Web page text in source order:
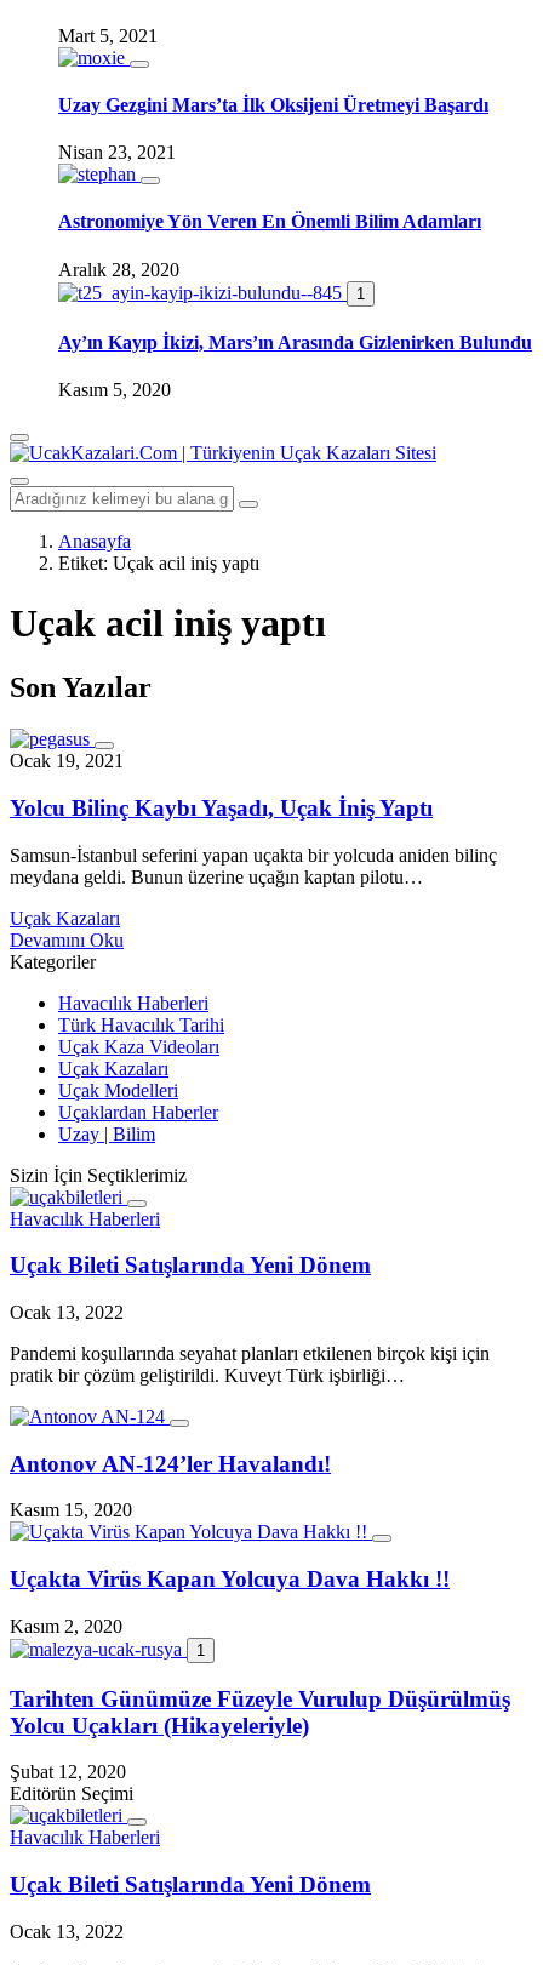
Mart 5, 2021
Uzay Gezgini Mars’ta İlk Oksijeni Üretmeyi Başardı
Nisan 23, 2021
Astronomiye Yön Veren En Önemli Bilim Adamları
Aralık 28, 2020
1
Ay’ın Kayıp İkizi, Mars’ın Arasında Gizlenirken Bulundu
Kasım 5, 2020
Anasayfa
Etiket: Uçak acil iniş yaptı
Uçak acil iniş yaptı
Son Yazılar
Ocak 19, 2021
Yolcu Bilinç Kaybı Yaşadı, Uçak İniş Yaptı
Samsun-İstanbul seferini yapan uçakta bir yolcuda aniden bilinç
meydana geldi. Bunun üzerine uçağın kaptan pilotu…
Uçak Kazaları
Devamını Oku
Kategoriler
Havacılık Haberleri
Türk Havacılık Tarihi
Uçak Kaza Videoları
Uçak Kazaları
Uçak Modelleri
Uçaklardan Haberler
Uzay | Bilim
Sizin İçin Seçtiklerimiz
Havacılık Haberleri
Uçak Bileti Satışlarında Yeni Dönem
Ocak 13, 2022
Pandemi koşullarında seyahat planları etkilenen birçok kişi için
pratik bir çözüm geliştirildi. Kuveyt Türk işbirliği…
Antonov AN-124’ler Havalandı!
Kasım 15, 2020
Uçakta Virüs Kapan Yolcuya Dava Hakkı !!
Kasım 2, 2020
1
Tarihten Günümüze Füzeyle Vurulup Düşürülmüş
Yolcu Uçakları (Hikayeleriyle)
Şubat 12, 2020
Editörün Seçimi
Havacılık Haberleri
Uçak Bileti Satışlarında Yeni Dönem
Ocak 13, 2022